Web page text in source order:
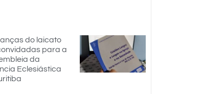
do laicato
para a
da
Eclesiástica